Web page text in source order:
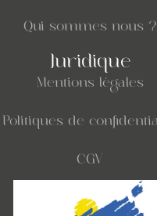
Qui sommes nous ?
Juridique
Mentions légales
Politiques de
CGV